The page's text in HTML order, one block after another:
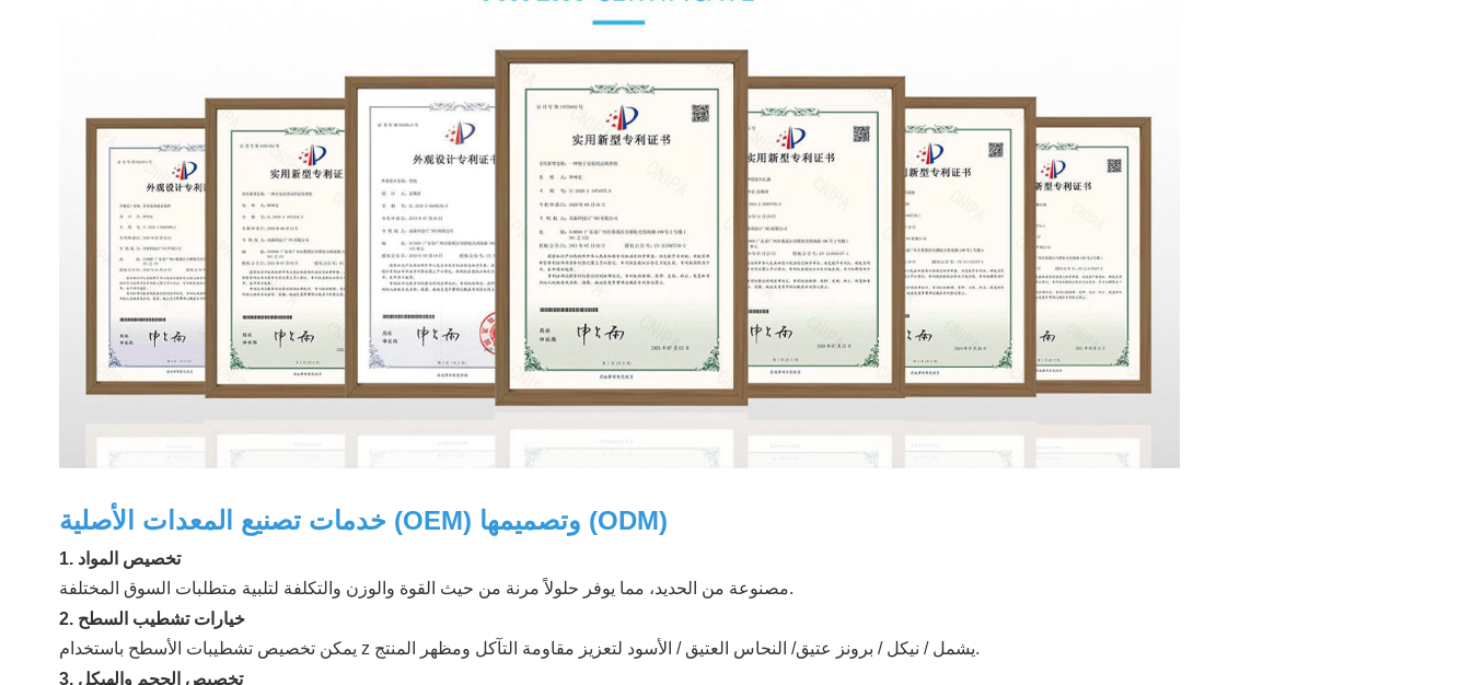
خدمات تصنيع المعدات الأصلية (OEM) وتصميمها (ODM)
1. تخصيص المواد
مصنوعة من الحديد، مما يوفر حلولاً مرنة من حيث القوة والوزن والتكلفة لتلبية متطلبات السوق المختلفة.
2. خيارات تشطيب السطح
يمكن تخصيص تشطيبات الأسطح باستخدام z
يشمل / نيكل / برونز عتيق/النحاس العتيق / الأسود لتعزيز مقاومة التآكل ومظهر المنتج.
3. تخصيص الحجم والهيكل